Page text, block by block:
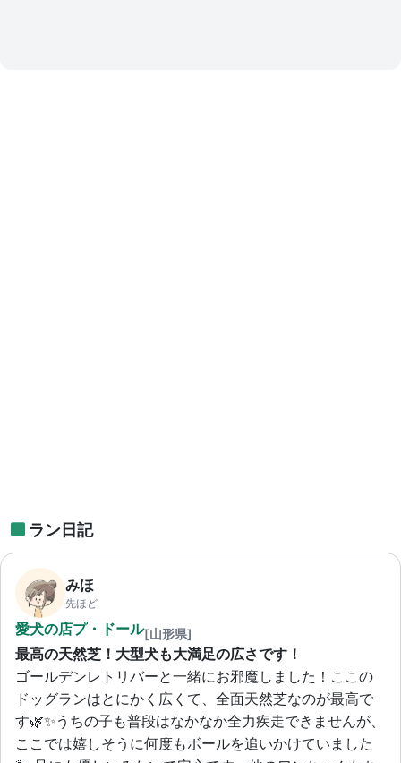
ラン日記
みほ
先ほど
愛犬の店プ・ドール[山形県]
最高の天然芝！大型犬も大満足の広さです！
ゴールデンレトリバーと一緒にお邪魔しました！ここの
ドッグランはとにかく広くて、全面天然芝なのが最高で
す🌿✨うちの子も普段はなかなか全力疾走できませんが、
ここでは嬉しそうに何度もボールを追いかけていました